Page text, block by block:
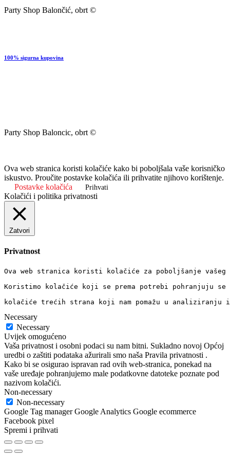
Party Shop Balončić, obrt ©
100% sigurna kupovina
Party Shop Baloncic, obrt ©
Ova web stranica koristi kolačiće kako bi poboljšala vaše korisničko
iskustvo. Proučite postavke kolačića ili prihvatite njihovo korištenje.
Postavke kolačića
Prihvati
Kolačići i politika privatnosti
Zatvori
Privatnost
Ova web stranica koristi kolačiće za poboljšanje
Koristimo kolačiće koji se prema potrebi pohranjuju
kolačiće trećih strana koji nam pomažu u
Necessary
Necessary
Uvijek omogućeno
Vaša privatnost i osobni podaci su nam bitni. Sukladno novoj Općoj
uredbi o zaštiti podataka ažurirali smo naša Pravila privatnosti .
Kako bi se osigurao ispravan rad ovih web-stranica, ponekad na
vaše uređaje pohranjujemo male podatkovne datoteke poznate pod
nazivom kolačići.
Non-necessary
Non-necessary
Google Tag manager Google Analytics Google ecommerce
Facebook pixel
Spremi i prihvati